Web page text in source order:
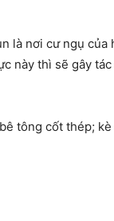
là nơi cư ngụ
này thì sẽ gây
tông cốt thép;